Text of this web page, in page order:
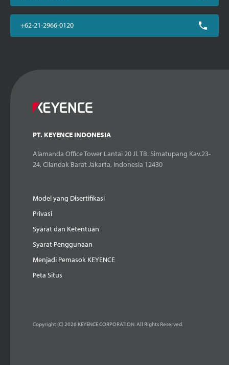
+62-21-2966-0120
PT. KEYENCE INDONESIA
Alamanda Office Tower Lantai 20 Jl. TB. Simatupang Kav.23-
24, Cilandak Barat Jakarta, Indonesia 12430
Model yang Disertifikasi
Privasi
Syarat dan Ketentuan
Syarat Penggunaan
Menjadi Pemasok KEYENCE
Peta Situs
Copyright (C) 2026 KEYENCE CORPORATION. All Rights Reserved.